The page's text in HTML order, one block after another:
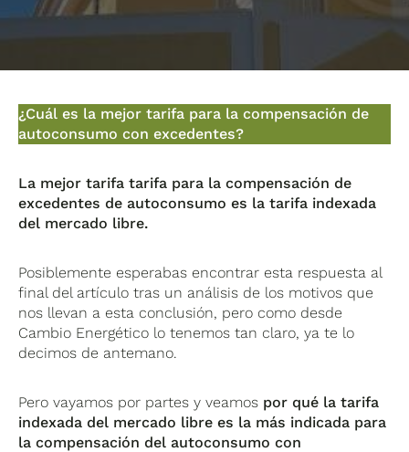
¿Cuál es la mejor tarifa para la compensación de
autoconsumo con excedentes?
La mejor tarifa tarifa para la compensación de
excedentes de autoconsumo es la tarifa indexada
del mercado libre.
Posiblemente esperabas encontrar esta respuesta al
final del artículo tras un análisis de los motivos que
nos llevan a esta conclusión, pero como desde
Cambio Energético lo tenemos tan claro, ya te lo
decimos de antemano.
Pero vayamos por partes y veamos por qué la tarifa
indexada del mercado libre es la más indicada para
la compensación del autoconsumo con